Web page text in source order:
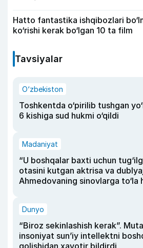
Hatto fantastika ishqibozlari
ko‘rishi kerak bo‘lgan 10 ta film
Tavsiyalar
O‘zbekiston
Toshkentda o‘pirilib tushgan
6 kishiga sud hukmi o‘qildi
Madaniyat
“U boshqalar baxti uchun
otasini kutgan aktrisa va
Ahmedovaning sinovlarga to‘la
Dunyo
“Biroz sekinlashish kerak”.
insoniyat sun’iy intellektni